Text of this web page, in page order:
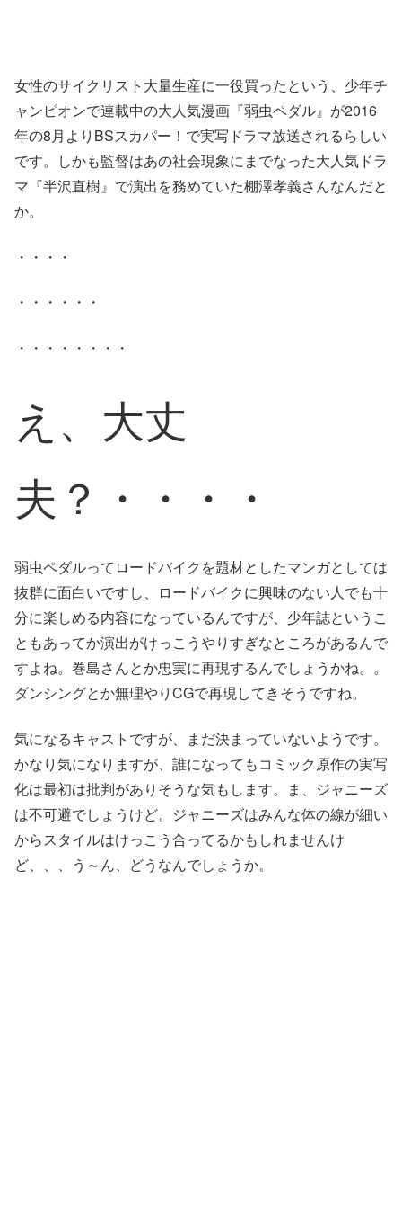
女性のサイクリスト大量生産に一役買ったという、少年チ
ャンピオンで連載中の大人気漫画『弱虫ペダル』が2016
年の8月よりBSスカパー！で実写ドラマ放送されるらしい
です。しかも監督はあの社会現象にまでなった大人気ドラ
マ『半沢直樹』で演出を務めていた棚澤孝義さんなんだと
か。
・・・・
・・・・・・
・・・・・・・・
え、大丈
夫？・・・・
弱虫ペダルってロードバイクを題材としたマンガとしては
抜群に面白いですし、ロードバイクに興味のない人でも十
分に楽しめる内容になっているんですが、少年誌というこ
ともあってか演出がけっこうやりすぎなところがあるんで
すよね。巻島さんとか忠実に再現するんでしょうかね。。
ダンシングとか無理やりCGで再現してきそうですね。
気になるキャストですが、まだ決まっていないようです。
かなり気になりますが、誰になってもコミック原作の実写
化は最初は批判がありそうな気もします。ま、ジャニーズ
は不可避でしょうけど。ジャニーズはみんな体の線が細い
からスタイルはけっこう合ってるかもしれませんけ
ど、、、う～ん、どうなんでしょうか。